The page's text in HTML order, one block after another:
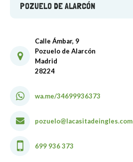
POZUELO DE ALARCÓN
Calle Ámbar, 9
Pozuelo de Alarcón
Madrid
28224
wa.me/34699936373
pozuelo@lacasitadeingles.com
699 936 373